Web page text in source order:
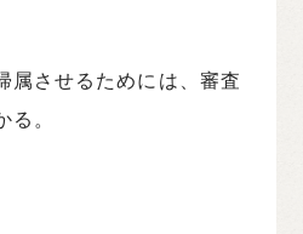
属させるためには、審査
る。